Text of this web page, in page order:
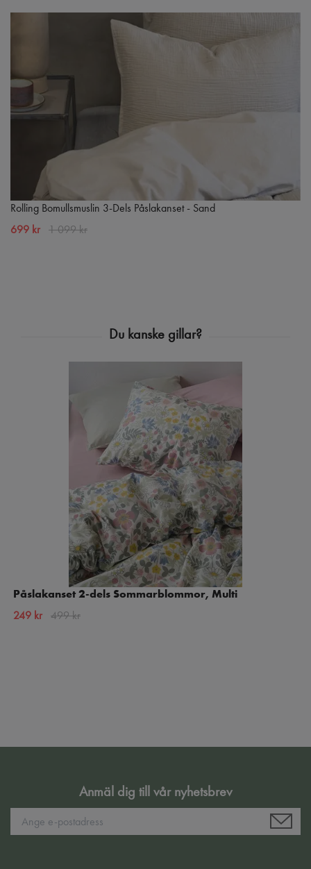
Rolling Bomullsmuslin 3-Dels Påslakanset - Sand
699 kr 1 099 kr
Påslakanset 2-dels Sommarblommor, Multi
249 kr 499 kr
Anmäl dig till vår nyhetsbrev